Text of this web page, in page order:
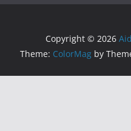
Copyright © 2026
Theme: ColorMag by